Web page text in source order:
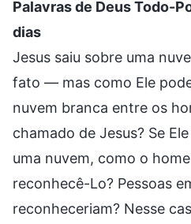
Palavras de Deus Todo-
dias
Jesus saiu sobre uma
fato — mas como Ele
nuvem branca entre os
chamado de Jesus? Se
uma nuvem, como o
reconhecê-Lo? Pessoas
reconheceriam? Nesse